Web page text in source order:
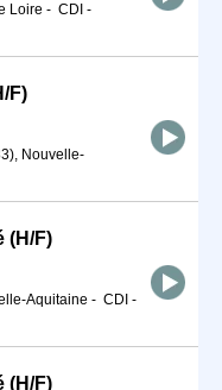
Loire - CDI -
F)
Nouvelle-
(H/F)
Aquitaine - CDI -
(H/F)